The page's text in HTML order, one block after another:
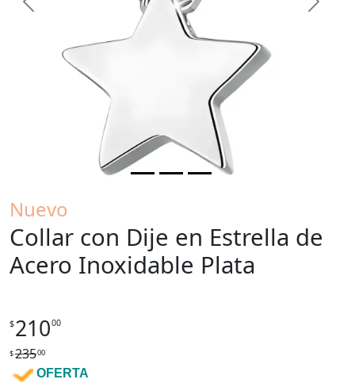
Previous Next
Nuevo
Collar con Dije en Estrella de
Acero Inoxidable Plata
$21000
$23500
OFERTA